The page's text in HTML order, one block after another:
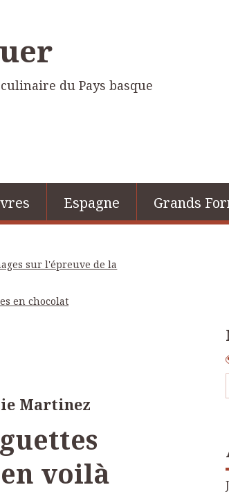
du Pays basque
Espagne Grands
sur l'épreuve de la
en chocolat
Martinez
voilà